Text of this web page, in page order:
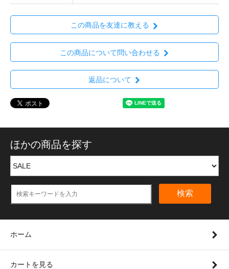
この商品を友達に教える
この商品について問い合わせる
返品について
ほかの商品を探す
検索
ホーム
カートを見る